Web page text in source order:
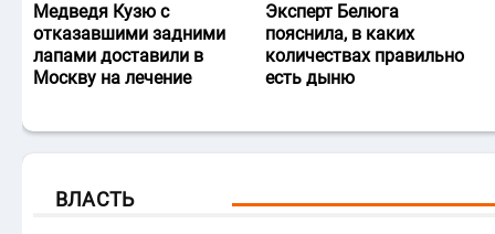
Медведя Кузю с
отказавшими задними
лапами доставили в
Москву на лечение
Эксперт Белюга
пояснила, в каких
количествах правильно
есть дыню
ВЛАСТЬ